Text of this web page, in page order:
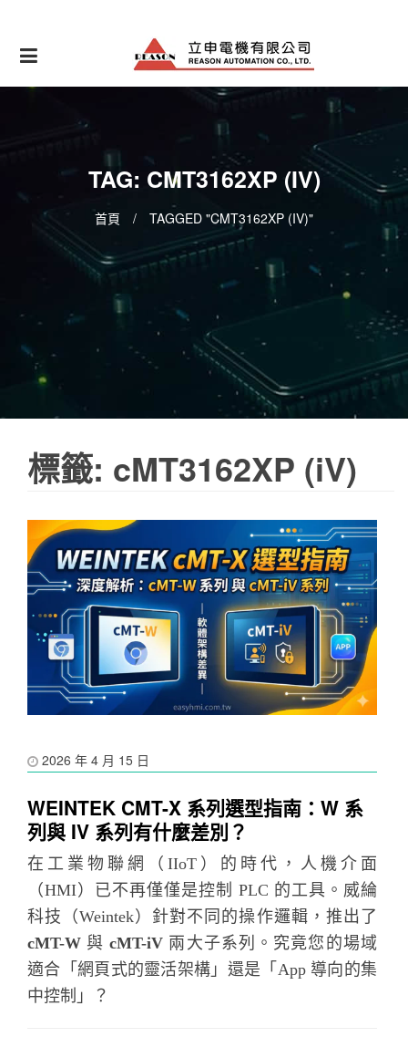
content
TAG: CMT3162XP (IV)
首頁 / TAGGED "CMT3162XP (IV)"
標籤: cMT3162XP (iV)
2026 年 4 月 15 日
WEINTEK CMT-X 系列選型指南：W 系
列與 IV 系列有什麼差別？
在工業物聯網（IIoT）的時代，人機介面
（HMI）已不再僅僅是控制 PLC 的工具。威綸
科技（Weintek）針對不同的操作邏輯，推出了
cMT-W 與cMT-iV 兩大子系列。究竟您的場域
適合「網頁式的靈活架構」還是「App 導向的集
中控制」？